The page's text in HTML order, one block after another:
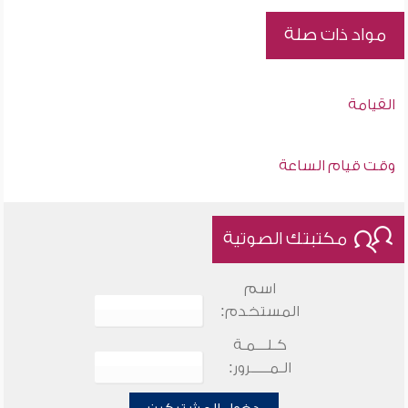
مواد ذات صلة
القيامة
وقت قيام الساعة
مكتبتك الصوتية
اسم
المستخدم:
كـلـــمـة
الـمـــــرور: